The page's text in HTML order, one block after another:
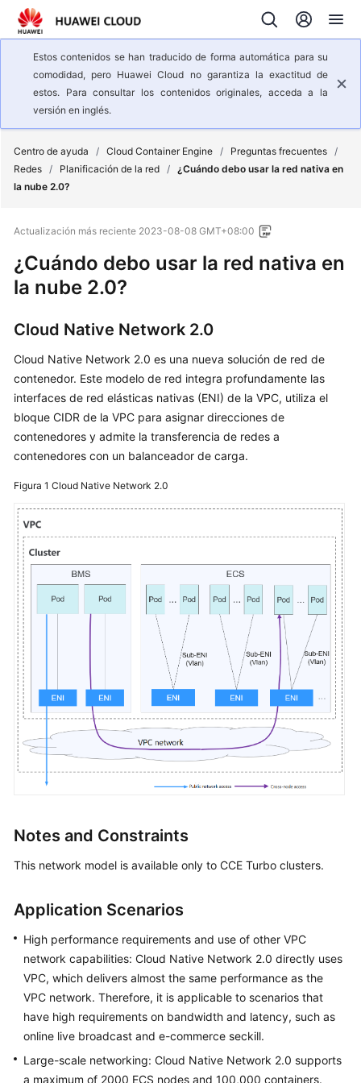
Estos contenidos se han traducido de forma automática para su
comodidad, pero Huawei Cloud no garantiza la exactitud de
estos. Para consultar los contenidos originales, acceda a la
versión en inglés.
Centro de ayuda / Cloud Container Engine / Preguntas frecuentes /
Redes / Planificación de la red / ¿Cuándo debo usar la red nativa en
la nube 2.0?
Actualización más reciente 2023-08-08 GMT+08:00
¿Cuándo debo usar la red nativa en
la nube 2.0?
Cloud Native Network 2.0
Cloud Native Network 2.0 es una nueva solución de red de
contenedor. Este modelo de red integra profundamente las
interfaces de red elásticas nativas (ENI) de la VPC, utiliza el
bloque CIDR de la VPC para asignar direcciones de
contenedores y admite la transferencia de redes a
contenedores con un balanceador de carga.
Figura 1 Cloud Native Network 2.0
Notes and Constraints
This network model is available only to CCE Turbo clusters.
Application Scenarios
High performance requirements and use of other VPC
network capabilities: Cloud Native Network 2.0 directly uses
VPC, which delivers almost the same performance as the
VPC network. Therefore, it is applicable to scenarios that
have high requirements on bandwidth and latency, such as
online live broadcast and e-commerce seckill.
Large-scale networking: Cloud Native Network 2.0 supports
a maximum of 2000 ECS nodes and 100,000 containers.